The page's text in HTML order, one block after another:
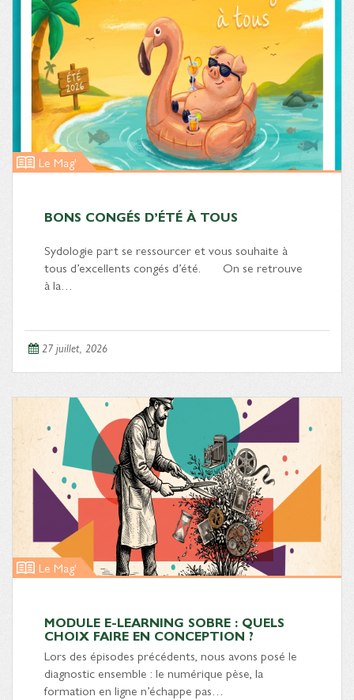
Le Mag'
BONS CONGÉS D’ÉTÉ À TOUS
Sydologie part se ressourcer et vous souhaite à
tous d’excellents congés d’été. On se retrouve
à la…
27 juillet, 2026
Le Mag'
MODULE E-LEARNING SOBRE : QUELS
CHOIX FAIRE EN CONCEPTION ?
Lors des épisodes précédents, nous avons posé le
diagnostic ensemble : le numérique pèse, la
formation en ligne n’échappe pas…